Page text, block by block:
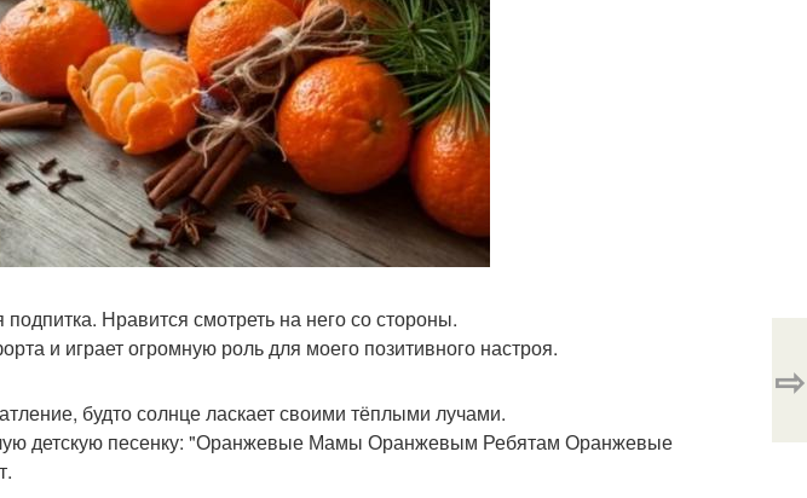
Нравится смотреть на него со стороны.
и играет огромную роль для моего позитивного настроя.
будто солнце ласкает своими тёплыми лучами.
детскую песенку: "Оранжевые Мамы Оранжевым Ребятам Оранжевые
⇨